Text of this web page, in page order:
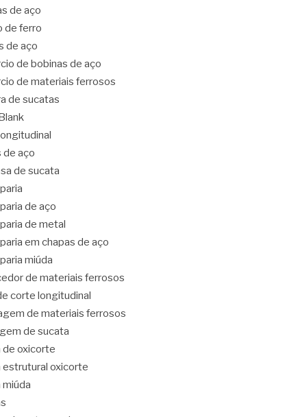
de aço
de ferro
de aço
de bobinas de aço
de materiais ferrosos
de sucatas
de aço
de sucata
de aço
de metal
em chapas de aço
miúda
de materiais ferrosos
corte longitudinal
de materiais ferrosos
de sucata
de oxicorte
estrutural oxicorte